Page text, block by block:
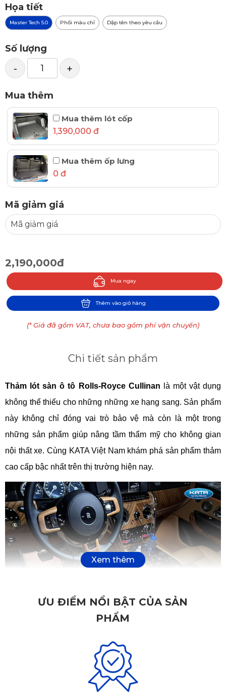
Họa tiết
Master Tech 5.0 Phối màu chỉ Dập tên theo yêu cầu
Số lượng
- +
Mua thêm
Mua thêm lót cốp
1,390,000 đ
Mua thêm ốp lưng
0 đ
Mã giảm giá
2,190,000đ
Mua ngay
Thêm vào giỏ hàng
(* Giá đã gồm VAT, chưa bao gồm phí vận chuyển)
Chi tiết sản phẩm
Thảm lót sàn ô tô Rolls-Royce Cullinan là một vật dụng
không thể thiếu cho những những xe hạng sang. Sản phẩm
này không chỉ đóng vai trò bảo vệ mà còn là một trong
những sản phẩm giúp nâng tầm thẩm mỹ cho không gian
cao cấp bậc nhất trên thị trường hiện nay.
Thảm xe ô tô Rolls-Royce Cullinan của KATA đáp ứng tiêu
chuẩn Châu Âu
ƯU ĐIỂM NỔI BẬT CỦA SẢN
PHẨM